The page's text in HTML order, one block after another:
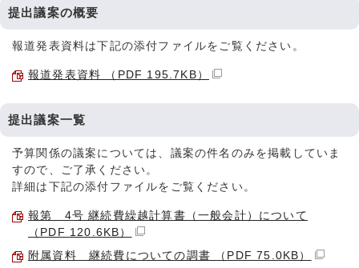
提出議案の概要
報道発表資料は下記の添付ファイルをご覧ください。
報道発表資料 （PDF 195.7KB）
提出議案一覧
予算関係の議案については、議案の件名のみを掲載していま
すので、ご了承ください。
詳細は下記の添付ファイルをご覧ください。
報第 4号 継続費繰越計算書（一般会計）について
（PDF 120.6KB）
附属資料 継続費についての調書 （PDF 75.0KB）